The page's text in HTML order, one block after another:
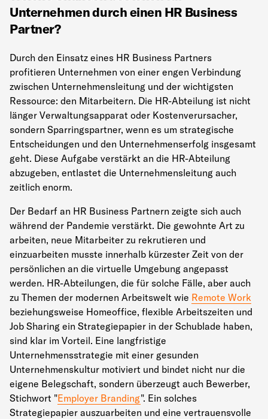
Unternehmen durch einen HR Business
Partner?
Durch den Einsatz eines HR Business Partners
profitieren Unternehmen von einer engen Verbindung
zwischen Unternehmensleitung und der wichtigsten
Ressource: den Mitarbeitern. Die HR-Abteilung ist nicht
länger Verwaltungsapparat oder Kostenverursacher,
sondern Sparringspartner, wenn es um strategische
Entscheidungen und den Unternehmenserfolg insgesamt
geht. Diese Aufgabe verstärkt an die HR-Abteilung
abzugeben, entlastet die Unternehmensleitung auch
zeitlich enorm.
Der Bedarf an HR Business Partnern zeigte sich auch
während der Pandemie verstärkt. Die gewohnte Art zu
arbeiten, neue Mitarbeiter zu rekrutieren und
einzuarbeiten musste innerhalb kürzester Zeit von der
persönlichen an die virtuelle Umgebung angepasst
werden. HR-Abteilungen, die für solche Fälle, aber auch
zu Themen der modernen Arbeitswelt wie Remote Work
beziehungsweise Homeoffice, flexible Arbeitszeiten und
Job Sharing ein Strategiepapier in der Schublade haben,
sind klar im Vorteil. Eine langfristige
Unternehmensstrategie mit einer gesunden
Unternehmenskultur motiviert und bindet nicht nur die
eigene Belegschaft, sondern überzeugt auch Bewerber,
Stichwort "Employer Branding". Ein solches
Strategiepapier auszuarbeiten und eine vertrauensvolle